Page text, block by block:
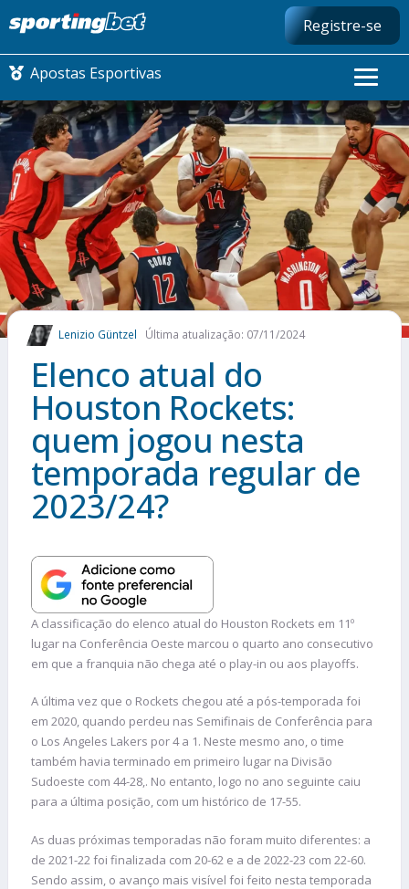
Registre-se
Apostas Esportivas
CONMEBOL LIBERTADORES
FUTEBOL NACIONAL
FUTEBOL INTERNACIONAL
COMO APOSTAR
MAIS ESPORTES
Lenizio Güntzel Última atualização: 07/11/2024
Elenco atual do
Houston Rockets:
quem jogou nesta
temporada regular de
2023/24?
A classificação do elenco atual do Houston Rockets em 11º
lugar na Conferência Oeste marcou o quarto ano consecutivo
em que a franquia não chega até o play-in ou aos playoffs.
A última vez que o Rockets chegou até a pós-temporada foi
em 2020, quando perdeu nas Semifinais de Conferência para
o Los Angeles Lakers por 4 a 1. Neste mesmo ano, o time
também havia terminado em primeiro lugar na Divisão
Sudoeste com 44-28,. No entanto, logo no ano seguinte caiu
para a última posição, com um histórico de 17-55.
As duas próximas temporadas não foram muito diferentes: a
de 2021-22 foi finalizada com 20-62 e a de 2022-23 com 22-60.
Sendo assim, o avanço mais visível foi feito nesta temporada